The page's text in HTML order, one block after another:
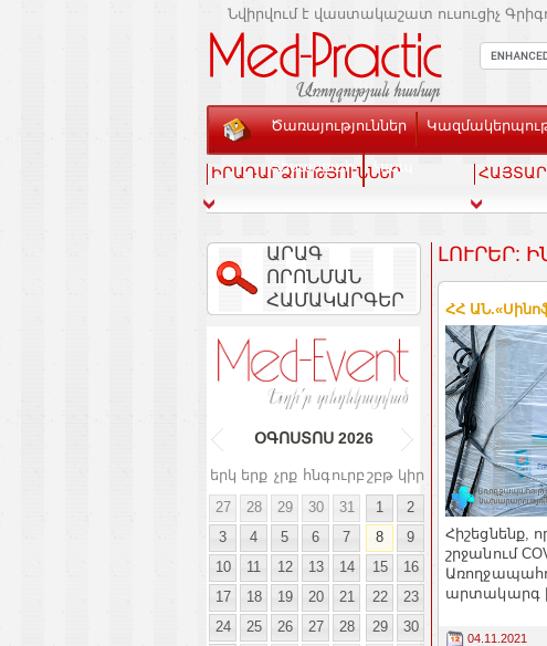
Նվիրվում է վաստակաշատ ուսուցիչ
Ծառայություններ
Տեսասրահ Կապ
ԻՐԱԴԱՐՁՈՒԹՅՈՒՆՆԵՐ
ԱՐԱԳ
ՈՐՈՆՄԱՆ
ՀԱՄԱԿԱՐԳԵՐ
ՕԳՈՍՏՈՍ 2026
երկ երք չրք հնգուրբ շբթ կիր
27
28 29 30 31 1
2
3
4 5 6 7 8
9
10
11 12 13 14 15
16
17
18 19 20 21 22
23
24
25 26 27 28 29
30
ԼՈՒՐԵՐ:
ՀՀ
Հիշեցնենք,
շրջանում
արտակարգ
04.11.2021